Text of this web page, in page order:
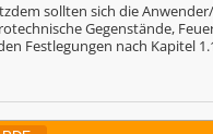
sollten sich die
Gegenstände,
Festlegungen nach Kapitel